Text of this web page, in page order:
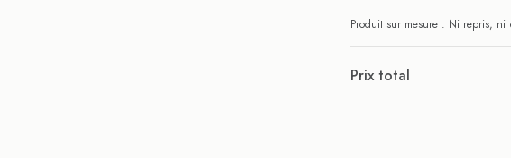
Produit sur mesure : Ni repris, ni
Prix total